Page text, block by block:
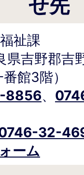
せ先
祉課
吉野郡吉
館3階）
8856、
32-
ーム